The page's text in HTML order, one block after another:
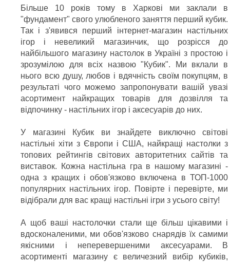
Більше 10 років тому в Харкові ми заклали в
"фундамент" свого улюбленого заняття перший кубик.
Так і з'явився перший інтернет-магазин настільних
ігор і невеликий магазинчик, що розрісся до
найбільшого магазину настолок в Україні з простою і
зрозумілою для всіх назвою "Кубик". Ми вклали в
нього всю душу, любов і вдячність своїм покупцям, в
результаті чого можемо запропонувати вашій увазі
асортимент найкращих товарів для дозвілля та
відпочинку - настільних ігор і аксесуарів до них.
У магазині Кубик ви знайдете виключно світові
настільні хіти з Європи і США, найкращі настолки з
топових рейтингів світових авторитетних сайтів та
виставок. Кожна настільна гра в нашому магазині -
одна з кращих і обов'язково включена в ТОП-1000
популярних настільних ігор. Повірте і перевірте, ми
відібрали для вас кращі настільні ігри з усього світу!
А щоб ваші настолочки стали ще більш цікавими і
вдосконаленими, ми обов'язково снарядів їх самими
якісними і неперевершеними аксесуарами. В
асортименті магазину є величезний вибір кубиків,